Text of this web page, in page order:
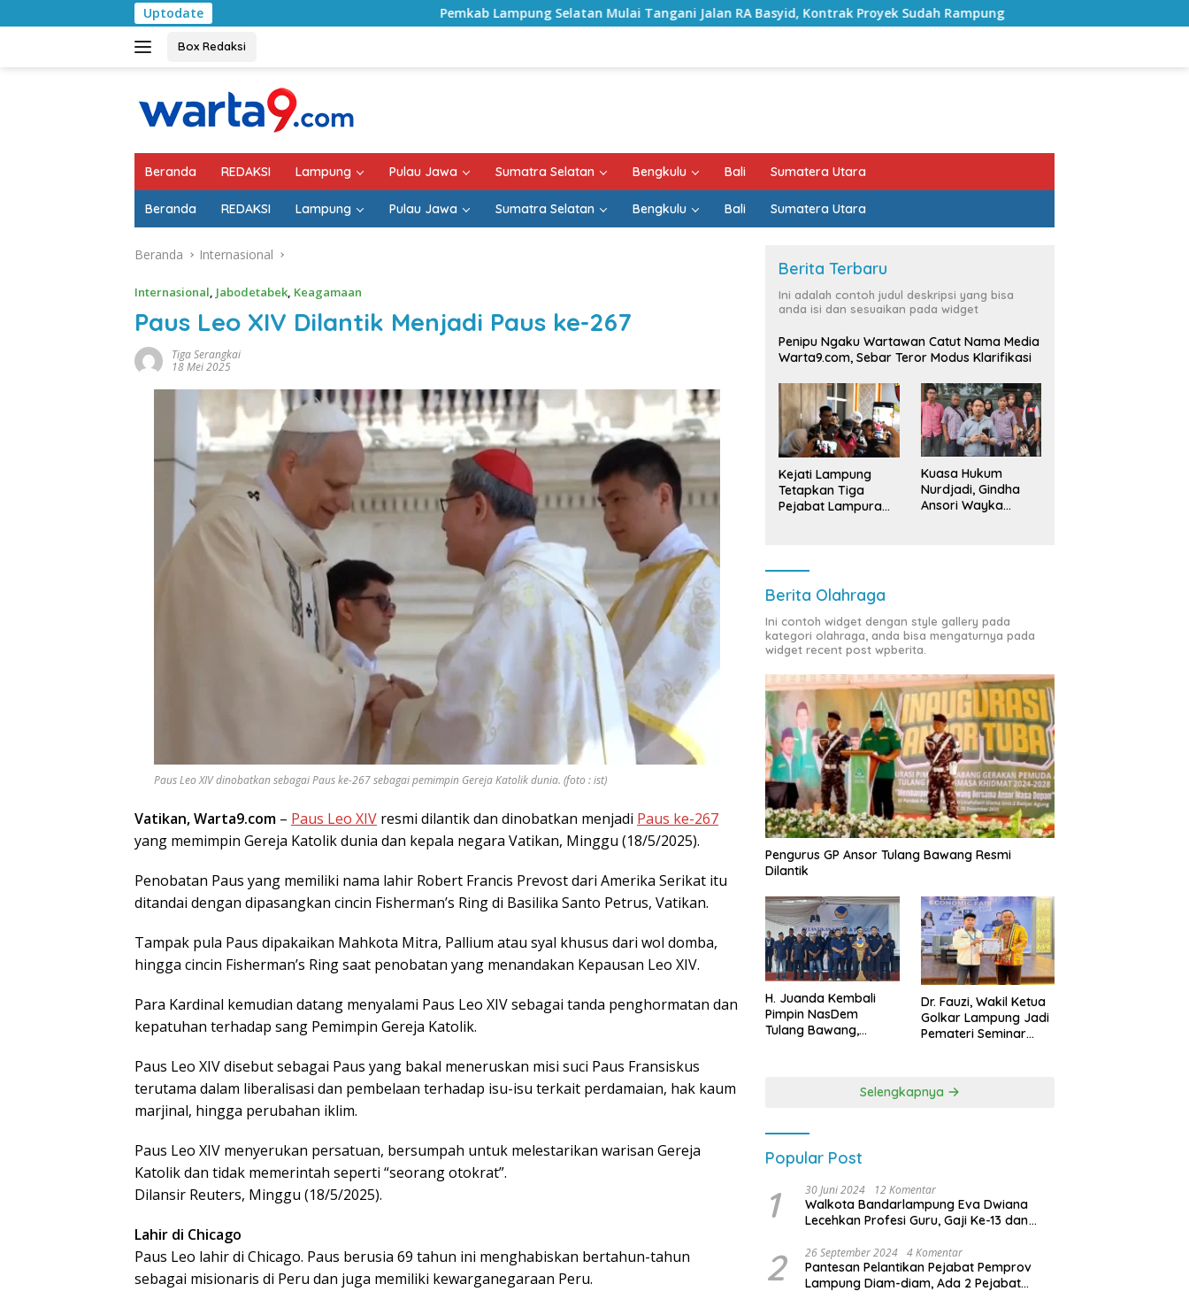
ke
Uptodate Pemkab Lampung Selatan Mulai Tangani Jalan RA Basyid, Kontrak Proyek Sudah Rampung Bulan Kemerdekaan, Bupati Lampung
Box Redaksi
Beranda REDAKSI Lampung Pulau Jawa Sumatra Selatan Bengkulu Bali Sumatera Utara
Beranda REDAKSI Lampung Pulau Jawa Sumatra Selatan Bengkulu Bali Sumatera Utara
Beranda Internasional
Internasional, Jabodetabek, Keagamaan
Paus Leo XIV Dilantik Menjadi Paus ke-267
Tiga Serangkai
18 Mei 2025
Paus Leo XIV dinobatkan sebagai Paus ke-267 sebagai pemimpin Gereja Katolik dunia. (foto : ist)
Vatikan, Warta9.com – Paus Leo XIV resmi dilantik dan dinobatkan menjadi Paus ke-267
yang memimpin Gereja Katolik dunia dan kepala negara Vatikan, Minggu (18/5/2025).
Penobatan Paus yang memiliki nama lahir Robert Francis Prevost dari Amerika Serikat itu
ditandai dengan dipasangkan cincin Fisherman’s Ring di Basilika Santo Petrus, Vatikan.
Tampak pula Paus dipakaikan Mahkota Mitra, Pallium atau syal khusus dari wol domba,
hingga cincin Fisherman’s Ring saat penobatan yang menandakan Kepausan Leo XIV.
Para Kardinal kemudian datang menyalami Paus Leo XIV sebagai tanda penghormatan dan
kepatuhan terhadap sang Pemimpin Gereja Katolik.
Paus Leo XIV disebut sebagai Paus yang bakal meneruskan misi suci Paus Fransiskus
terutama dalam liberalisasi dan pembelaan terhadap isu-isu terkait perdamaian, hak kaum
marjinal, hingga perubahan iklim.
Paus Leo XIV menyerukan persatuan, bersumpah untuk melestarikan warisan Gereja
Katolik dan tidak memerintah seperti “seorang otokrat”.
Dilansir Reuters, Minggu (18/5/2025).
Lahir di Chicago
Paus Leo lahir di Chicago. Paus berusia 69 tahun ini menghabiskan bertahun-tahun
sebagai misionaris di Peru dan juga memiliki kewarganegaraan Peru.
Berita Terbaru
Ini adalah contoh judul deskripsi yang bisa
anda isi dan sesuaikan pada widget
Penipu Ngaku Wartawan Catut Nama Media
Warta9.com, Sebar Teror Modus Klarifikasi
Kejati Lampung
Tetapkan Tiga
Pejabat Lampura
Kuasa Hukum
Nurdjadi, Gindha
Ansori Wayka
Berita Olahraga
Ini contoh widget dengan style gallery pada
kategori olahraga, anda bisa mengaturnya pada
widget recent post wpberita.
Pengurus GP Ansor Tulang Bawang Resmi
Dilantik
H. Juanda Kembali
Pimpin NasDem
Tulang Bawang,
Dr. Fauzi, Wakil Ketua
Golkar Lampung Jadi
Pemateri Seminar
Kebangsaan
Selengkapnya
Popular Post
1 30 Juni 2024 12 Komentar
Walkota Bandarlampung Eva Dwiana
Lecehkan Profesi Guru, Gaji Ke-13 dan
2 26 September 2024 4 Komentar
Pantesan Pelantikan Pejabat Pemprov
Lampung Diam-diam, Ada 2 Pejabat